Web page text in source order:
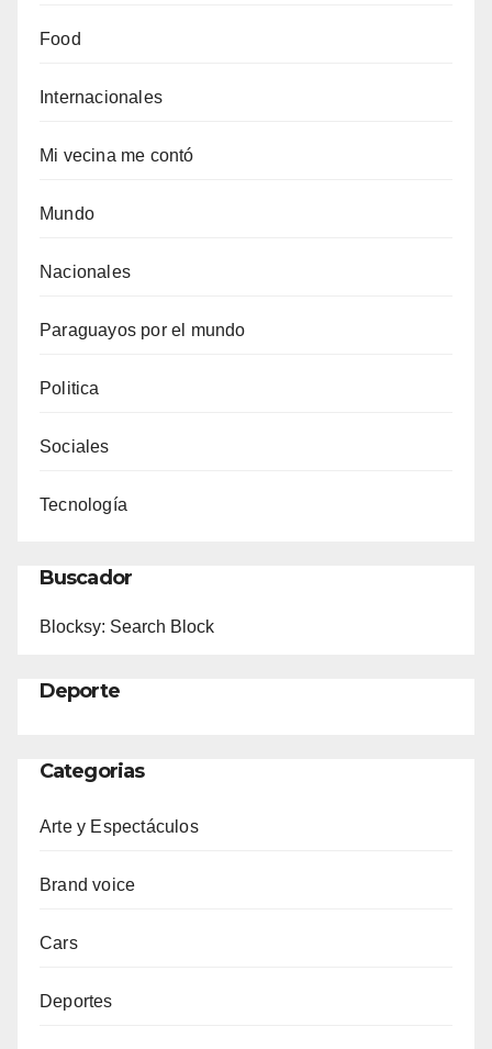
Food
Internacionales
Mi vecina me contó
Mundo
Nacionales
Paraguayos por el mundo
Politica
Sociales
Tecnología
Buscador
Blocksy: Search Block
Deporte
Categorias
Arte y Espectáculos
Brand voice
Cars
Deportes